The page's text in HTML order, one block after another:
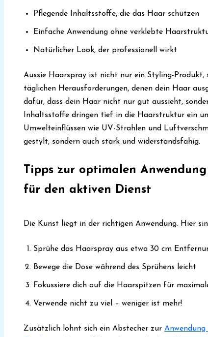
Pflegende Inhaltsstoffe, die das Haar schützen
Einfache Anwendung ohne verklebte
Natürlicher Look, der professionell wirkt
Aussie Haarspray ist nicht nur ein Styling-Produkt,
täglichen Herausforderungen, denen dein Haar
dafür, dass dein Haar nicht nur gut aussieht,
Inhaltsstoffe dringen tief in die Haarstruktur ein
Umwelteinflüssen wie UV-Strahlen und
gestylt, sondern auch stark und widerstandsfähig.
Tipps zur optimalen
für den aktiven Dienst
Die Kunst liegt in der richtigen Anwendung. Hier
Sprühe das Haarspray aus etwa 30 cm
Bewege die Dose während des Sprühens leicht
Fokussiere dich auf die Haarspitzen für
Verwende nicht zu viel – weniger ist mehr!
Zusätzlich lohnt sich ein Abstecher zur